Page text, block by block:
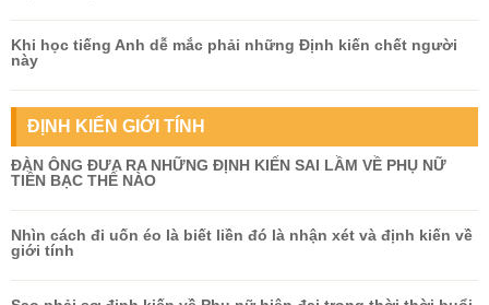
Khi học tiếng Anh dễ mắc phải những Định kiến chết người
này
ĐỊNH KIẾN GIỚI TÍNH
ĐÀN ÔNG ĐƯA RA NHỮNG ĐỊNH KIẾN SAI LẦM VỀ PHỤ NỮ
TIỀN BẠC THẾ NÀO
Nhìn cách đi uốn éo là biết liền đó là nhận xét và định kiến về
giới tính